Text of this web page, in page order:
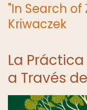
"In Search
Kriwaczek
La
a Través